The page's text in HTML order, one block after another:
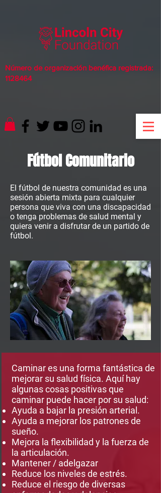
Número de organización benéfica registrada:
1128464
Fútbol Comunitario
El fútbol de nuestra comunidad es una
sesión abierta mixta para cualquier
persona que viva con una discapacidad
o tenga problemas de salud mental y
quiera venir a disfrutar de un partido de
fútbol.
Caminar es una forma fantástica de
mejorar su salud física. Aquí hay
algunas cosas positivas que
caminar puede hacer por su salud:
Ayuda a bajar la presión arterial.
Ayuda a mejorar los patrones de
sueño.
Mejora la flexibilidad y la fuerza de
la articulación.
Mantener / adelgazar
Reduce los niveles de estrés.
Reduce el riesgo de diversas